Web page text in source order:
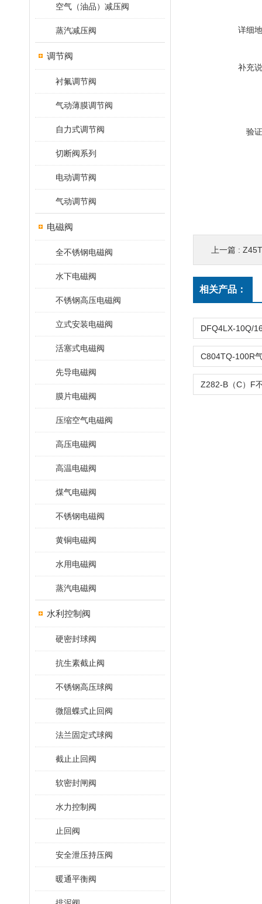
空气（油品）减压阀
蒸汽减压阀
调节阀
衬氟调节阀
气动薄膜调节阀
自力式调节阀
切断阀系列
电动调节阀
气动调节阀
电磁阀
全不锈钢电磁阀
水下电磁阀
不锈钢高压电磁阀
立式安装电磁阀
活塞式电磁阀
先导电磁阀
膜片电磁阀
压缩空气电磁阀
高压电磁阀
高温电磁阀
煤气电磁阀
不锈钢电磁阀
黄铜电磁阀
水用电磁阀
蒸汽电磁阀
水利控制阀
硬密封球阀
抗生素截止阀
不锈钢高压球阀
微阻蝶式止回阀
法兰固定式球阀
截止止回阀
软密封闸阀
水力控制阀
止回阀
安全泄压持压阀
暖通平衡阀
详细
补充
验
上一篇 :
相关产品：